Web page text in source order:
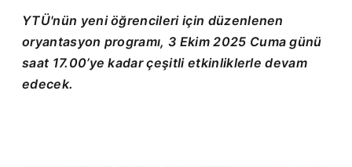
YTÜ'nün yeni öğrencileri için düzenlenen
oryantasyon programı, 3 Ekim 2025 Cuma günü
saat 17.00’ye kadar çeşitli etkinliklerle devam
edecek.